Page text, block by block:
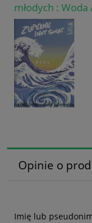
młodych :
Opinie o
Imię lub